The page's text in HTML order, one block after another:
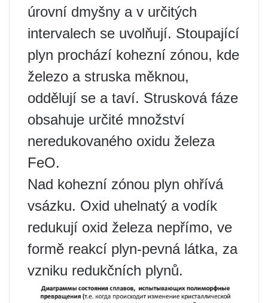
úrovní dmyšny a v určitých
intervalech se uvolňují. Stoupající
plyn prochází kohezní zónou, kde
železo a struska měknou,
oddělují se a taví. Strusková fáze
obsahuje určité množství
neredukovaného oxidu železa
FeO.
Nad kohezní zónou plyn ohřívá
vsázku. Oxid uhelnatý a vodík
redukují oxid železa nepřímo, ve
formě reakcí plyn-pevná látka, za
vzniku redukčních plynů.